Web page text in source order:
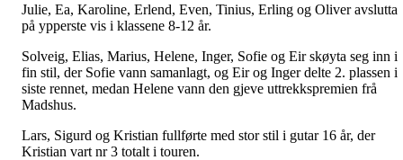
Julie, Ea, Karoline, Erlend, Even, Tinius, Erling og Oliver avslutta
på ypperste vis i klassene 8-12 år.
Solveig, Elias, Marius, Helene, Inger, Sofie og Eir skøyta seg inn i
fin stil, der Sofie vann samanlagt, og Eir og Inger delte 2. plassen i
siste rennet, medan Helene vann den gjeve uttrekkspremien frå
Madshus.
Lars, Sigurd og Kristian fullførte med stor stil i gutar 16 år, der
Kristian vart nr 3 totalt i touren.